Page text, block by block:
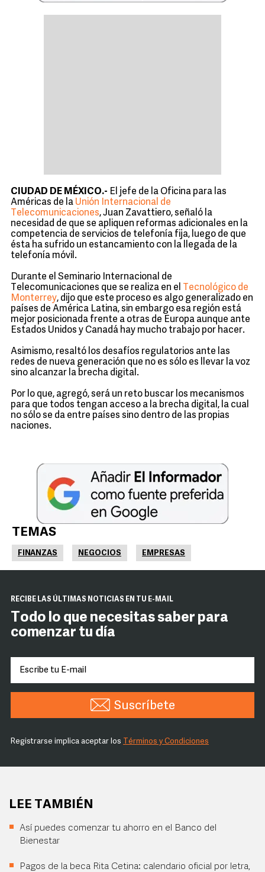
CIUDAD DE MÉXICO.- El jefe de la Oficina para las
Américas de la Unión Internacional de
Telecomunicaciones, Juan Zavattiero, señaló la
necesidad de que se apliquen reformas adicionales en la
competencia de servicios de telefonía fija, luego de que
ésta ha sufrido un estancamiento con la llegada de la
telefonía móvil.
Durante el Seminario Internacional de
Telecomunicaciones que se realiza en el
Tecnológico de
Monterrey, dijo que este proceso es algo generalizado en
países de América Latina, sin embargo esa región está
mejor posicionada frente a otras de Europa aunque ante
Estados Unidos y Canadá hay mucho trabajo por hacer.
Asimismo, resaltó los desafíos regulatorios ante las
redes de nueva generación que no es sólo es llevar la voz
sino alcanzar la brecha digital.
Por lo que, agregó, será un reto buscar los mecanismos
para que todos tengan acceso a la brecha digital, la cual
no sólo se da entre países sino dentro de las propias
naciones.
TEMAS
FINANZAS NEGOCIOS EMPRESAS
RECIBE LAS ÚLTIMAS NOTICIAS EN TU E-MAIL
Todo lo que necesitas saber para
comenzar tu día
Suscríbete
Registrarse implica aceptar los Términos y Condiciones
LEE TAMBIÉN
Así puedes comenzar tu ahorro en el Banco del
Bienestar
Pagos de la beca Rita Cetina: calendario oficial por letra,